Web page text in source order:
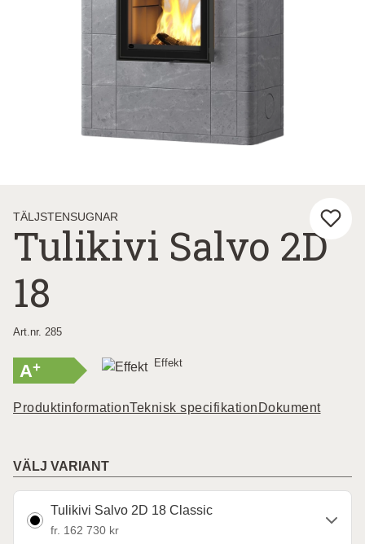
TÄLJSTENSUGNAR
Tulikivi Salvo 2D
18
Art.nr. 285
A+ Effekt
ProduktinformationTeknisk specifikation Dokument
VÄLJ VARIANT
Tulikivi Salvo 2D 18 Classic
fr. 162 730 kr